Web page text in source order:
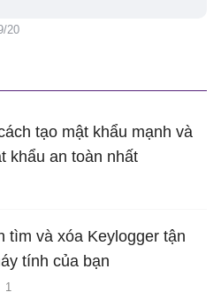
20
tạo mật khẩu mạnh và
khẩu an toàn nhất
tìm và xóa Keylogger tận
tính của bạn
1